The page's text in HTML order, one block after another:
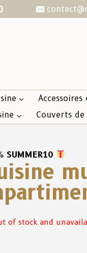
Couverts
SUMMER10
of stock and